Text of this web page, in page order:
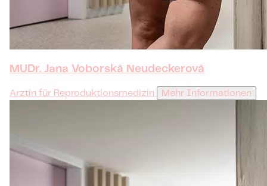
MUDr. Jana Voborská Neudeckerová
Arztin für Reproduktionsmedizin Mehr Informationen